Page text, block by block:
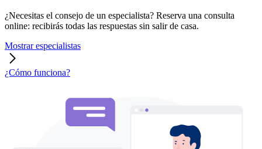
¿Necesitas el consejo de un especialista? Reserva una consulta
online: recibirás todas las respuestas sin salir de casa.
Mostrar especialistas
¿Cómo funciona?